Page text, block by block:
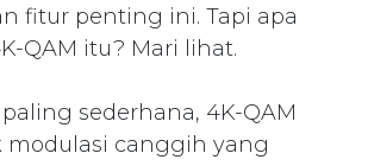
fitur penting ini. Tapi apa
QAM itu? Mari lihat.
sederhana, 4K-QAM
modulasi canggih yang